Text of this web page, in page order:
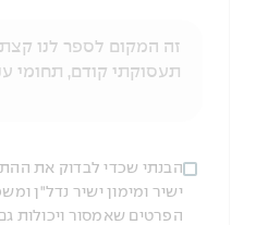
הבנתי שכדי לבדוק את
ישיר ומימון ישיר נדל"ן
הפרטים שאמסור ויכולות